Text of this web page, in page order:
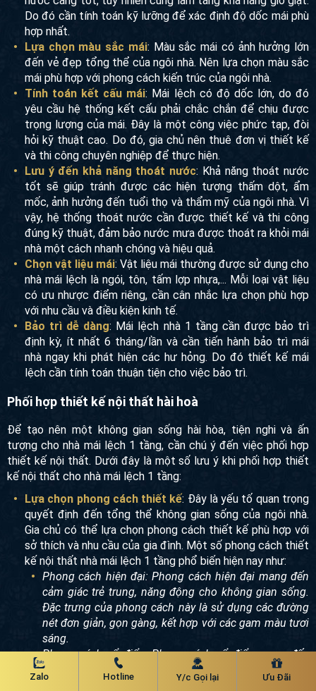
Do đó cần tính toán kỹ lưỡng để xác định độ dốc mái phù
hợp nhất.
Lựa chọn màu sắc mái: Màu sắc mái có ảnh hưởng lớn
đến vẻ đẹp tổng thể của ngôi nhà. Nên lựa chọn màu sắc
mái phù hợp với phong cách kiến trúc của ngôi nhà.
Tính toán kết cấu mái: Mái lệch có độ dốc lớn, do đó
yêu cầu hệ thống kết cấu phải chắc chắn để chịu được
trọng lượng của mái. Đây là một công việc phức tạp, đòi
hỏi kỹ thuật cao. Do đó, gia chủ nên thuê đơn vị thiết kế
và thi công chuyên nghiệp để thực hiện.
Lưu ý đến khả năng thoát nước: Khả năng thoát nước
tốt sẽ giúp tránh được các hiện tượng thấm dột, ẩm
mốc, ảnh hưởng đến tuổi thọ và thẩm mỹ của ngôi nhà. Vì
vậy, hệ thống thoát nước cần được thiết kế và thi công
đúng kỹ thuật, đảm bảo nước mưa được thoát ra khỏi mái
nhà một cách nhanh chóng và hiệu quả.
Chọn vật liệu mái: Vật liệu mái thường được sử dụng cho
nhà mái lệch là ngói, tôn, tấm lợp nhựa,... Mỗi loại vật liệu
có ưu nhược điểm riêng, cần cân nhắc lựa chọn phù hợp
với nhu cầu và điều kiện kinh tế.
Bảo trì dễ dàng: Mái lệch nhà 1 tầng cần được bảo trì
định kỳ, ít nhất 6 tháng/lần và cần tiến hành bảo trì mái
nhà ngay khi phát hiện các hư hỏng. Do đó thiết kế mái
lệch cần tính toán thuận tiện cho việc bảo trì.
Phối hợp thiết kế nội thất hài hoà
Để tạo nên một không gian sống hài hòa, tiện nghi và ấn
tượng cho nhà mái lệch 1 tầng, cần chú ý đến việc phối hợp
thiết kế nội thất. Dưới đây là một số lưu ý khi phối hợp thiết
kế nội thất cho nhà mái lệch 1 tầng:
Lựa chọn phong cách thiết kế: Đây là yếu tố quan trọng
quyết định đến tổng thể không gian sống của ngôi nhà.
Gia chủ có thể lựa chọn phong cách thiết kế phù hợp với
sở thích và nhu cầu của gia đình. Một số phong cách thiết
kế nội thất nhà mái lệch 1 tầng phổ biến hiện nay như:
Phong cách hiện đại: Phong cách hiện đại mang đến
cảm giác trẻ trung, năng động cho không gian sống.
Đặc trưng của phong cách này là sử dụng các đường
nét đơn giản, gọn gàng, kết hợp với các gam màu tươi
sáng.
Phong cách cổ điển: Phong cách cổ điển mang đến
cảm giác sang trọng, đẳng cấp cho không gian sống.
Đặc trưng của phong cách này là sử dụng các đường
Zalo Hotline Y/c Gọi lại Ưu Đãi